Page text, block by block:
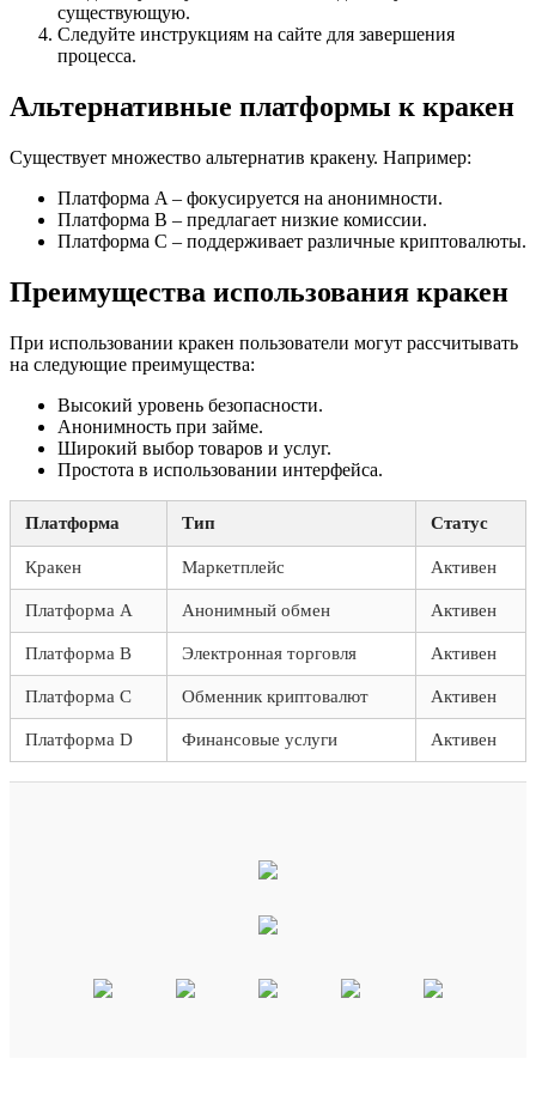
существующую.
Следуйте инструкциям на сайте для завершения
процесса.
Альтернативные платформы к кракен
Существует множество альтернатив кракену. Например:
Платформа A – фокусируется на анонимности.
Платформа B – предлагает низкие комиссии.
Платформа C – поддерживает различные криптовалюты.
Преимущества использования кракен
При использовании кракен пользователи могут рассчитывать
на следующие преимущества:
Высокий уровень безопасности.
Анонимность при займе.
Широкий выбор товаров и услуг.
Простота в использовании интерфейса.
Платформа Тип Статус
Кракен Маркетплейс Активен
Платформа A Анонимный обмен Активен
Платформа B Электронная торговля Активен
Платформа C Обменник криптовалют Активен
Платформа D Финансовые услуги Активен